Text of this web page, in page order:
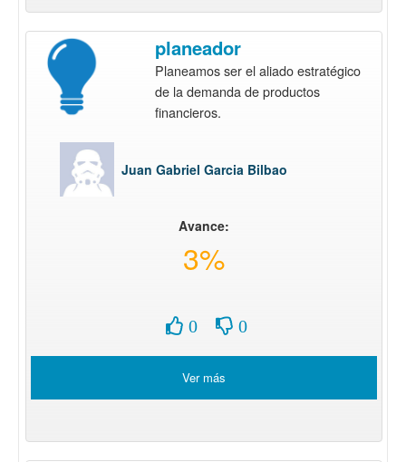
planeador
Planeamos ser el aliado estratégico
de la demanda de productos
financieros.
Juan Gabriel Garcia Bilbao
Avance:
3%
0 0
Ver más